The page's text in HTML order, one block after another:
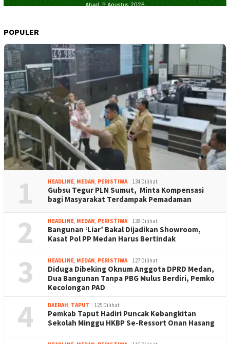
POPULER
1 HEADLINE, MEDAN, PERISTIWA 134 Dilihat
Gubsu Tegur PLN Sumut, Minta Kompensasi
bagi Masyarakat Terdampak Pemadaman
2 HEADLINE, MEDAN, PERISTIWA 128 Dilihat
Bangunan ‘Liar’ Bakal Dijadikan Showroom,
Kasat Pol PP Medan Harus Bertindak
3 HEADLINE, MEDAN, PERISTIWA 127 Dilihat
Diduga Dibeking Oknum Anggota DPRD Medan,
Dua Bangunan Tanpa PBG Mulus Berdiri, Pemko
Kecolongan PAD
4 DAERAH, TAPUT 125 Dilihat
Pemkab Taput Hadiri Puncak Kebangkitan
Sekolah Minggu HKBP Se-Ressort Onan Hasang